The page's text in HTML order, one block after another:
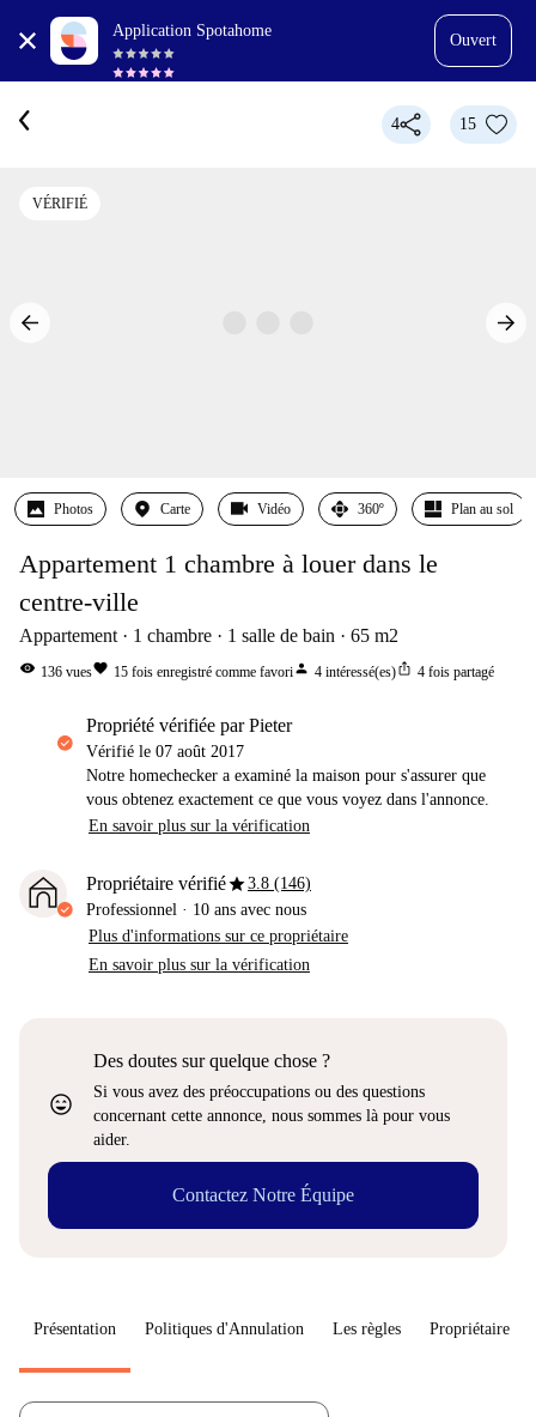
Application Spotahome
Ouvert
4 15
VÉRIFIÉ
Photos Carte Vidéo 360º Plan au sol
Appartement 1 chambre à louer dans le
centre-ville
Appartement 1 chambre 1 salle de bain 65 m2
visibility 136 vuesfavorite 15 fois enregistré comme favoriperson 4 intéressé(es)ios_share 4 fois partagé
propriété vérifiée par Pieter
Vérifié le 07 août 2017
Notre homechecker a examiné la maison pour s'assurer que
vous obtenez exactement ce que vous voyez dans l'annonce.
En savoir plus sur la vérification
Propriétaire vérifiéstar3.8 (146)
Professionnel · 10 ans avec nous
Plus d'informations sur ce propriétaire
En savoir plus sur la vérification
sentiment_very_satisfied
Des doutes sur quelque chose ?
Si vous avez des préoccupations ou des questions
concernant cette annonce, nous sommes là pour vous
aider.
Contactez Notre Équipe
Présentation Politiques d'Annulation Les règles Propriétaire